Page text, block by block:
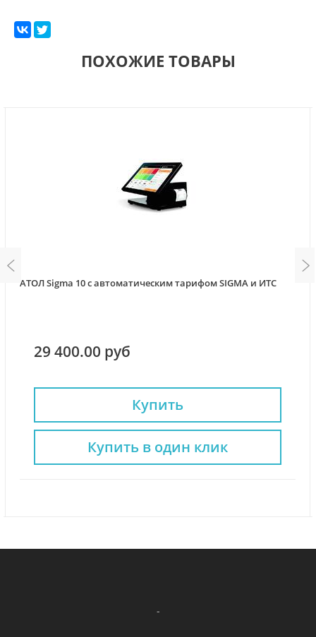
ПОХОЖИЕ ТОВАРЫ
АТОЛ Sigma 10 с автоматическим тарифом SIGMA и ИТС
29 400.00 руб
Купить
Купить в один клик
-